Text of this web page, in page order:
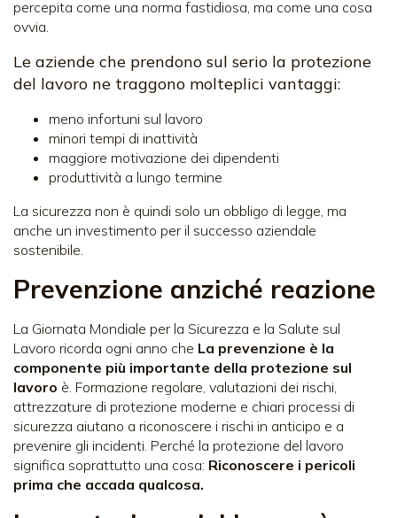
percepita come una norma fastidiosa, ma come una cosa
ovvia.
Le aziende che prendono sul serio la protezione
del lavoro ne traggono molteplici vantaggi:
meno infortuni sul lavoro
minori tempi di inattività
maggiore motivazione dei dipendenti
produttività a lungo termine
La sicurezza non è quindi solo un obbligo di legge, ma
anche un investimento per il successo aziendale
sostenibile.
Prevenzione anziché reazione
La Giornata Mondiale per la Sicurezza e la Salute sul
Lavoro ricorda ogni anno che La prevenzione è la
componente più importante della protezione sul
lavoro è. Formazione regolare, valutazioni dei rischi,
attrezzature di protezione moderne e chiari processi di
sicurezza aiutano a riconoscere i rischi in anticipo e a
prevenire gli incidenti. Perché la protezione del lavoro
significa soprattutto una cosa: Riconoscere i pericoli
prima che accada qualcosa.